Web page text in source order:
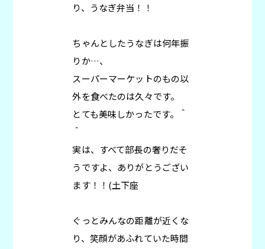
り、うなぎ弁当！！
ちゃんとしたうなぎは何年振
りか…、
スーパーマーケットのもの以
外を食べたのは久々です。
とても美味しかったです。＾
＾
実は、すべて部長の奢りだそ
うですよ、ありがとうござい
ます！！(土下座
ぐっとみんなの距離が近くな
り、笑顔があふれていた時間